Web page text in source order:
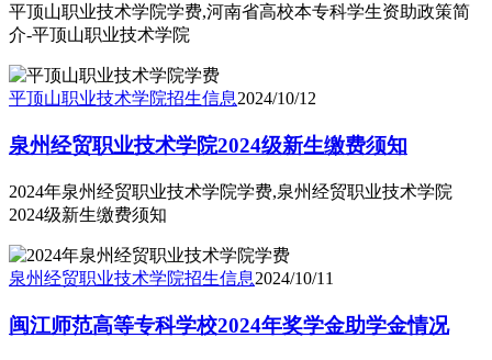
平顶山职业技术学院学费,河南省高校本专科学生资助政策简
介-平顶山职业技术学院
平顶山职业技术学院招生信息2024/10/12
泉州经贸职业技术学院2024级新生缴费须知
2024年泉州经贸职业技术学院学费,泉州经贸职业技术学院
2024级新生缴费须知
泉州经贸职业技术学院招生信息2024/10/11
闽江师范高等专科学校2024年奖学金助学金情况